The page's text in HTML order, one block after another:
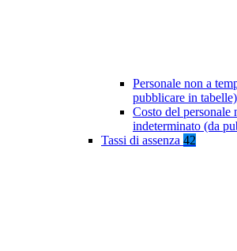
Personale non a
pubblicare in tabelle)
Costo del personale
indeterminato (da
Tassi di assenza 42